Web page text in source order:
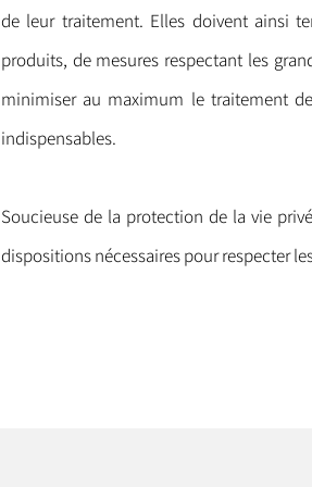
de leur traitement. Elles doivent ainsi
produits, de mesures respectant les
minimiser au maximum le traitement
indispensables.
Soucieuse de la protection de la vie
dispositions nécessaires pour respecter